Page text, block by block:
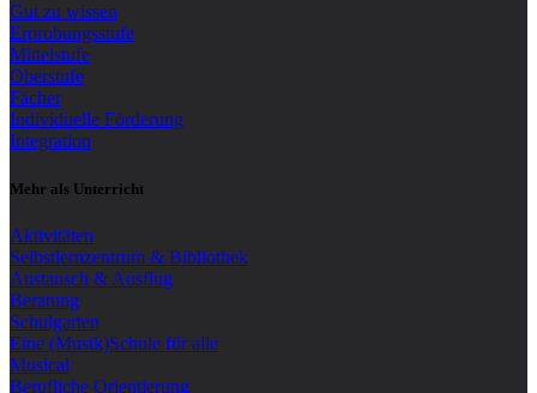
Gut zu wissen
Erprobungsstufe
Mittelstufe
Oberstufe
Fächer
Individuelle Förderung
Integration
Mehr als Unterricht
Aktivitäten
Selbstlernzentrum & Bibliothek
Austausch & Ausflug
Beratung
Schulgarten
Eine (Musik)Schule für alle
Musical
Berufliche Orientierung